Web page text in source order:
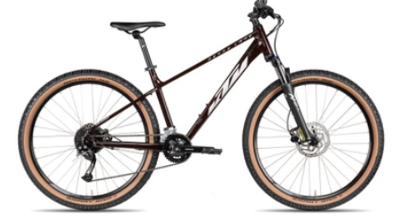
zu
gelangen.
Benutzer
von
können
Touch-
und